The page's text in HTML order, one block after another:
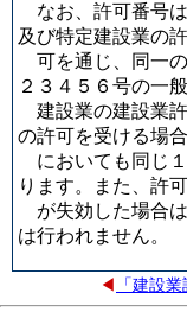
なお、許可番号
及び特定建設業の許
可を通じ、同一の
２３４５６号の一般
建設業の建設業
の許可を受ける場合
においても同じ
ります。また、許可
が失効した場合
は行われません。
◀ 「建設